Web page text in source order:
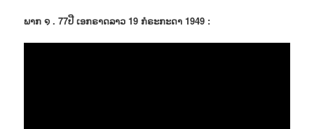
ພາກ ໑ . 77ປີ ເອກຣາດລາວ 19 ກໍຣະກະດາ 1949 :